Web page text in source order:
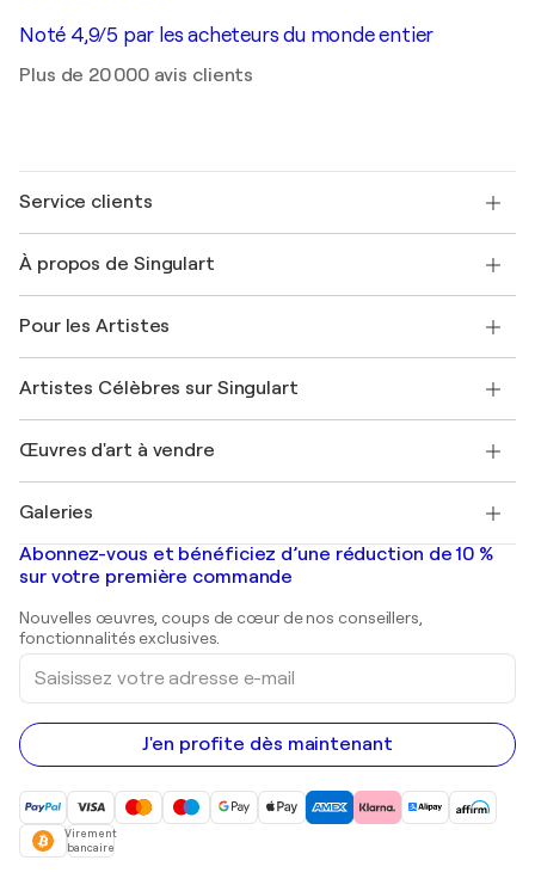
Noté 4,9/5 par les acheteurs du monde entier
Plus de 20 000 avis clients
Service clients
Expédition
Offrir une carte cadeau
Rejoignez notre programme commercial
Mon compte
+33 1 76 44 06 42
À propos de Singulart
FAQ
Magazine Singulart
Emplois
Découvrez une sélection d'art original
Pour les Artistes
Se connecter en tant qu'Artiste
Artistes Célèbres sur Singulart
Marc Chagall
Banksy
Mr. Brainwash
Shepard Fairey
Œuvres d'art à vendre
Tableaux abstraits à vendre
Peintures de paysage
Estampes
Peintures acryliques
Galeries
Galeries d'art en France
Galeries d'art en Belgique
Abonnez-vous et bénéficiez d’une réduction de 10 %
sur votre première commande
Nouvelles œuvres, coups de cœur de nos conseillers,
fonctionnalités exclusives.
Saisissez
votre
adresse
e-
mail
J'en profite dès maintenant
Virement
bancaire